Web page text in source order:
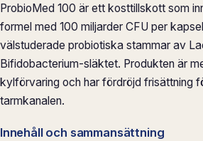
ProbioMed 100 är ett kosttillskott som
formel med 100 miljarder CFU per
välstuderade probiotiska stammar av
Bifidobacterium-släktet. Produkten är
kylförvaring och har fördröjd frisättning
tarmkanalen.
Innehåll och sammansättning